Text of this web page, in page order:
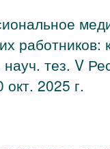
тез. V
2025 г.